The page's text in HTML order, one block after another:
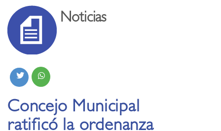
Noticias
Concejo Municipal
ratificó la ordenanza